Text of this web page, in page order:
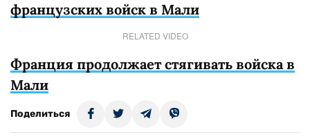
французских войск в Мали
RELATED VIDEO
Франция продолжает стягивать войска в
Мали
Поделиться